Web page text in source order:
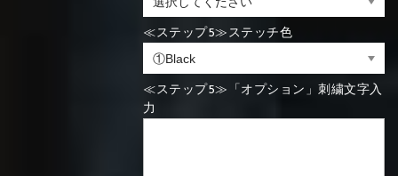
≪ステップ5≫ステッチ色
≪ステップ5≫「オプション」刺繍文字入
力